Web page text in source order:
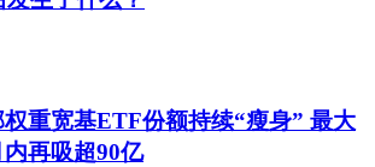
重宽基ETF份额持续“瘦身” 最大
再吸超90亿